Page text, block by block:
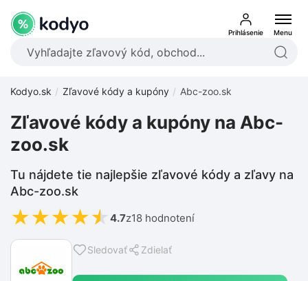
Prihlásenie Menu
Kodyo.sk Zľavové kódy a kupóny Abc-zoo.sk
Sledovať Zdielať
Zľavové kódy a kupóny na Abc-
zoo.sk
Tu nájdete tie najlepšie zľavové kódy a zľavy na
Abc-zoo.sk
★★★★★ 4.7z18 hodnotení